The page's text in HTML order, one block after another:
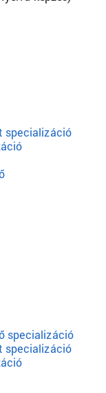
specializáció
specializáció
specializáció